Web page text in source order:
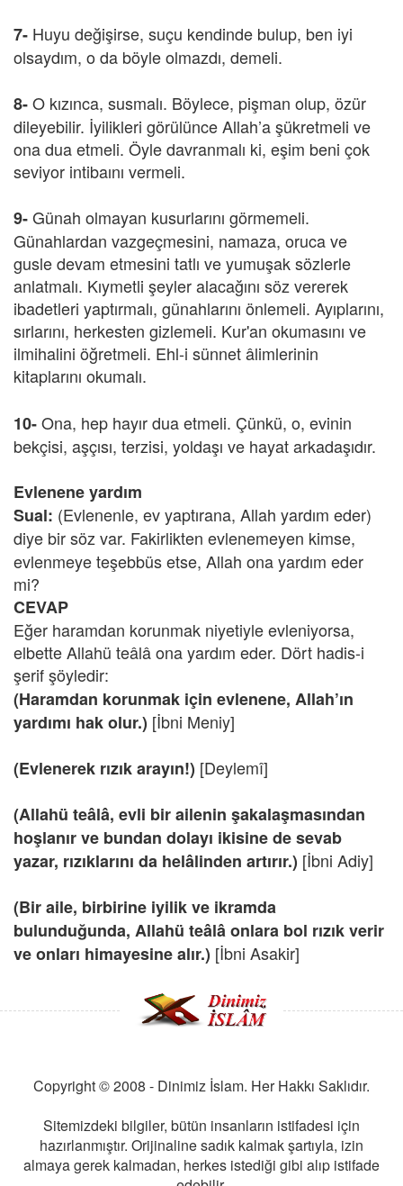
7- Huyu değişirse, suçu kendinde bulup, ben iyi
olsaydım, o da böyle olmazdı, demeli.
8-O kızınca, susmalı. Böylece, pişman olup, özür
dileyebilir. İyilikleri görülünce Allah’a şükretmeli ve
ona dua etmeli. Öyle davranmalı ki, eşim beni çok
seviyor intibaını vermeli.
9-Günah olmayan kusurlarını görmemeli.
Günahlardan vazgeçmesini, namaza, oruca ve
gusle devam etmesini tatlı ve yumuşak sözlerle
anlatmalı. Kıymetli şeyler alacağını söz vererek
ibadetleri yaptırmalı, günahlarını önlemeli. Ayıplarını,
sırlarını, herkesten gizlemeli. Kur'an okumasını ve
ilmihalini öğretmeli. Ehl-i sünnet âlimlerinin
kitaplarını okumalı.
10-Ona, hep hayır dua etmeli. Çünkü, o, evinin
bekçisi, aşçısı, terzisi, yoldaşı ve hayat arkadaşıdır.
Evlenene yardım
Sual: (Evlenenle, ev yaptırana, Allah yardım eder)
diye bir söz var. Fakirlikten evlenemeyen kimse,
evlenmeye teşebbüs etse, Allah ona yardım eder
mi?
CEVAP
Eğer haramdan korunmak niyetiyle evleniyorsa,
elbette Allahü teâlâ ona yardım eder. Dört hadis-i
şerif şöyledir:
(Haramdan korunmak için evlenene, Allah’ın
yardımı hak olur.) [İbni Meniy]
(Evlenerek rızık arayın!) [Deylemî]
(Allahü teâlâ, evli bir ailenin şakalaşmasından
hoşlanır ve bundan dolayı ikisine de sevab
yazar, rızıklarını da helâlinden artırır.) [İbni Adiy]
(Bir aile, birbirine iyilik ve ikramda
bulunduğunda, Allahü teâlâ onlara bol rızık verir
ve onları himayesine alır.) [İbni Asakir]
Copyright © 2008 - Dinimiz İslam. Her Hakkı Saklıdır.
Sitemizdeki bilgiler, bütün insanların istifadesi için
hazırlanmıştır. Orijinaline sadık kalmak şartıyla, izin
almaya gerek kalmadan, herkes istediği gibi alıp istifade